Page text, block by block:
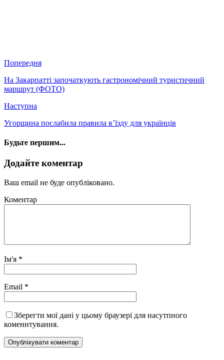
Попередня
На Закарпатті започаткують гастрономічний туристичний
маршрут (ФОТО)
Наступна
Угорщина послабила правила в’їзду для українців
Будьте першим...
Додайте коментар
Ваш email не буде опубліковано.
Коментар
Ім'я *
Email *
Зберегти мої дані у цьому браузері для насутпного
коменнтування.